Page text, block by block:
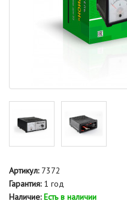
Артикул:7372
Гарантия:1 год
Наличие: Есть в наличии